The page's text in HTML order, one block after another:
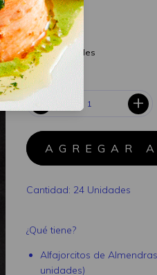
$46.200
Ver más detalles
CANTIDAD
Cantidad: 24 Unidades
¿Qué tiene?
Alfajorcitos de
unidades)